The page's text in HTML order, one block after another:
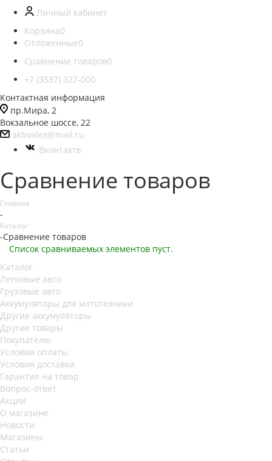
Личный кабинет
Корзина0
Отложенные0
Сравнение товаров0
+7 (3537) 327-000
Контактная информация
пр.Мира, 2
Вокзальное шоссе, 22
akbvalex@mail.ru
Вконтакте
Сравнение товаров
Главная
-
Каталог
-Сравнение товаров
Список сравниваемых элементов пуст.
Каталог
Легковые авто
Грузовые авто
Аккумуляторы для мототехники
Другие аккумуляторы
Другие товары
Покупателю
Условия оплаты
Условия доставки
Гарантия на товар
Вопрос-ответ
Акции
О магазине
Новости
Магазины
Статьи